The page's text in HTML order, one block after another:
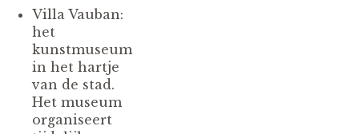
Villa Vauban:
het
kunstmuseum
in het hartje
van de stad.
Het museum
organiseert